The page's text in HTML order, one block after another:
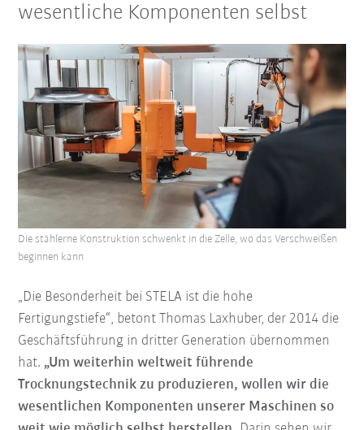
wesentliche Komponenten selbst
„Die Besonderheit bei STELA ist die hohe
Fertigungstiefe“, betont Thomas Laxhuber, der 2014 die
Geschäftsführung in dritter Generation übernommen
hat. „Um weiterhin weltweit führende
Trocknungstechnik zu produzieren, wollen wir die
wesentlichen Komponenten unserer Maschinen so
Die stählerne Konstruktion schwenkt in die Zelle, wo das Verschweißen
beginnen kann